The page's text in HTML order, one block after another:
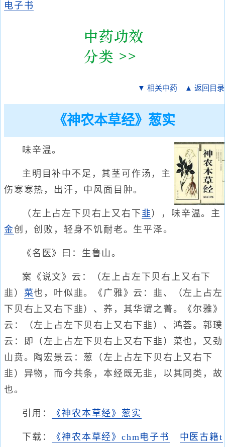
电子书
▼ 相关中药 ▲ 返回目录
《神农本草经》葱实
味辛温。
主明目补中不足，其茎可作汤，主
伤寒寒热，出汗，中风面目肿。
（左上占左下贝右上又右下 韭 ），味辛温。主
金创，创败，轻身不饥耐老。生平泽。
《名医》曰：生鲁山。
案《说文》云：（左上占左下贝右上又右下
韭） 菜也，叶似韭。《广雅》云：韭、（左上占左
下贝右上又右下韭）、荞，其华谓之菁。《尔雅》
云：（左上占左下贝右上又右下韭）、鸿荟。郭璞
云：即（左上占左下贝右上又右下韭）菜也，又劲
山贲。陶宏景云：葱（左上占左下贝右上又右下
韭）异物，而今共条，本经既无韭，以其同类，故
也。
引用： 《神农本草经》葱实
下载： 《神农本草经》chm电子书
中医古籍t